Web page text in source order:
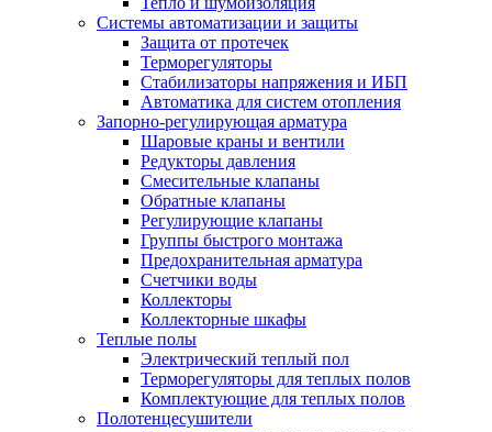
Системы автоматизации и защиты
Защита от протечек
Терморегуляторы
Стабилизаторы напряжения и ИБП
Автоматика для систем отопления
Запорно-регулирующая арматура
Шаровые краны и вентили
Редукторы давления
Смесительные клапаны
Обратные клапаны
Регулирующие клапаны
Группы быстрого монтажа
Предохранительная арматура
Счетчики воды
Коллекторы
Коллекторные шкафы
Теплые полы
Электрический теплый пол
Терморегуляторы для теплых полов
Комплектующие для теплых полов
Полотенцесушители